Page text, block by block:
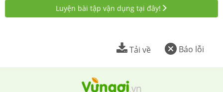
Luyện bài tập vận dụng tại đây!
Báo lỗi
Tải về